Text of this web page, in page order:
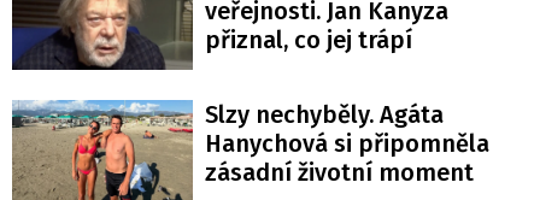
veřejnosti. Jan Kanyza
přiznal, co jej trápí
Slzy nechyběly. Agáta
Hanychová si připomněla
zásadní životní moment